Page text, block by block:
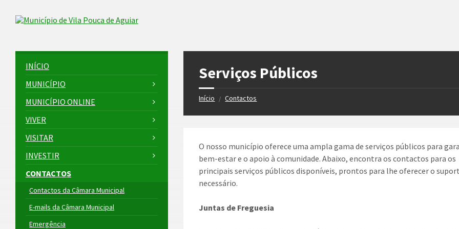
Skip to content
right
footer
Serviços Públicos
Início / Contactos
O nosso município oferece uma ampla gama de serviços públicos para
bem-estar e o apoio à comunidade. Abaixo, encontra os contactos para os
principais serviços públicos disponíveis, prontos para lhe oferecer o
necessário.
Juntas de Freguesia
INÍCIO
MUNICÍPIO
MUNICÍPIO ONLINE
VIVER
VISITAR
INVESTIR
CONTACTOS
Contactos da Câmara Municipal
E-mails da Câmara Municipal
Emergência